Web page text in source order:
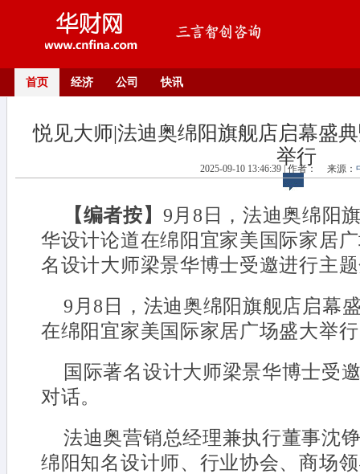
首页 经济 公司 快讯
悦见大师|法迪奥绵阳旗舰店启幕盛
举行
2025-09-10 13:46:39 | 作者： 来源：
【编者按】 9月8日，法迪奥绵阳
华设计论道在绵阳宜家美国际家居
名设计大师梁景华博士受邀进行主
9月8日，法迪奥绵阳旗舰店启幕
在绵阳宜家美国际家居广场盛大举
国际著名设计大师梁景华博士受
对话。
法迪奥营销总经理兼执行董事沈
绵阳知名设计师、行业协会、商场